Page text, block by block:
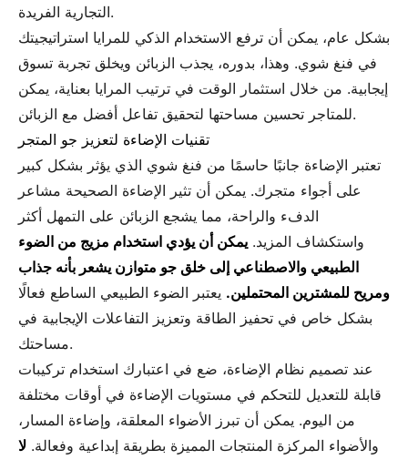
التجارية الفريدة.
بشكل عام، يمكن أن ترفع الاستخدام الذكي للمرايا استراتيجيتك
في فنغ شوي. وهذا، بدوره، يجذب الزبائن ويخلق تجربة تسوق
إيجابية. من خلال استثمار الوقت في ترتيب المرايا بعناية، يمكن
للمتاجر تحسين مساحتها لتحقيق تفاعل أفضل مع الزبائن.
تقنيات الإضاءة لتعزيز جو المتجر
تعتبر الإضاءة جانبًا حاسمًا من فنغ شوي الذي يؤثر بشكل كبير
على أجواء متجرك. يمكن أن تثير الإضاءة الصحيحة مشاعر
الدفء والراحة، مما يشجع الزبائن على التمهل أكثر
واستكشاف المزيد. يمكن أن يؤدي استخدام مزيج من الضوء
الطبيعي والاصطناعي إلى خلق جو متوازن يشعر بأنه جذاب
ومريح للمشترين المحتملين. يعتبر الضوء الطبيعي الساطع فعالًا
بشكل خاص في تحفيز الطاقة وتعزيز التفاعلات الإيجابية في
مساحتك.
عند تصميم نظام الإضاءة، ضع في اعتبارك استخدام تركيبات
قابلة للتعديل للتحكم في مستويات الإضاءة في أوقات مختلفة
من اليوم. يمكن أن تبرز الأضواء المعلقة، وإضاءة المسار،
والأضواء المركزة المنتجات المميزة بطريقة إبداعية وفعالة. لا